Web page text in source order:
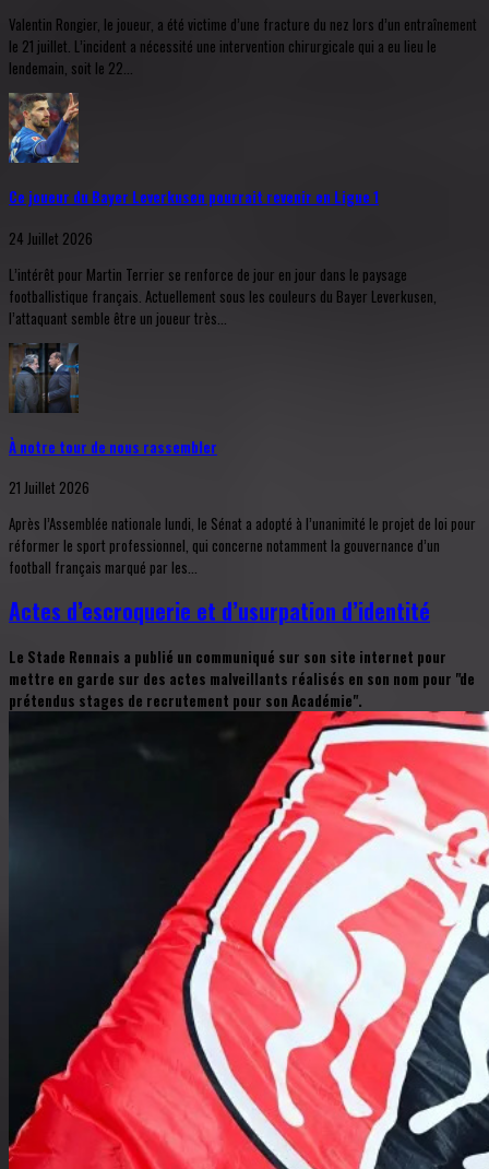
Valentin Rongier, le joueur, a été victime d’une fracture du nez lors d’un entraînement
le 21 juillet. L’incident a nécessité une intervention chirurgicale qui a eu lieu le
lendemain, soit le 22...
Ce joueur du Bayer Leverkusen pourrait revenir en Ligue 1
24 Juillet 2026
L’intérêt pour Martin Terrier se renforce de jour en jour dans le paysage
footballistique français. Actuellement sous les couleurs du Bayer Leverkusen,
l’attaquant semble être un joueur très...
À notre tour de nous rassembler
21 Juillet 2026
Après l’Assemblée nationale lundi, le Sénat a adopté à l’unanimité le projet de loi pour
réformer le sport professionnel, qui concerne notamment la gouvernance d’un
football français marqué par les...
Actes d’escroquerie et d’usurpation d’identité
Le Stade Rennais a publié un communiqué sur son site internet pour
mettre en garde sur des actes malveillants réalisés en son nom pour "de
prétendus stages de recrutement pour son Académie".